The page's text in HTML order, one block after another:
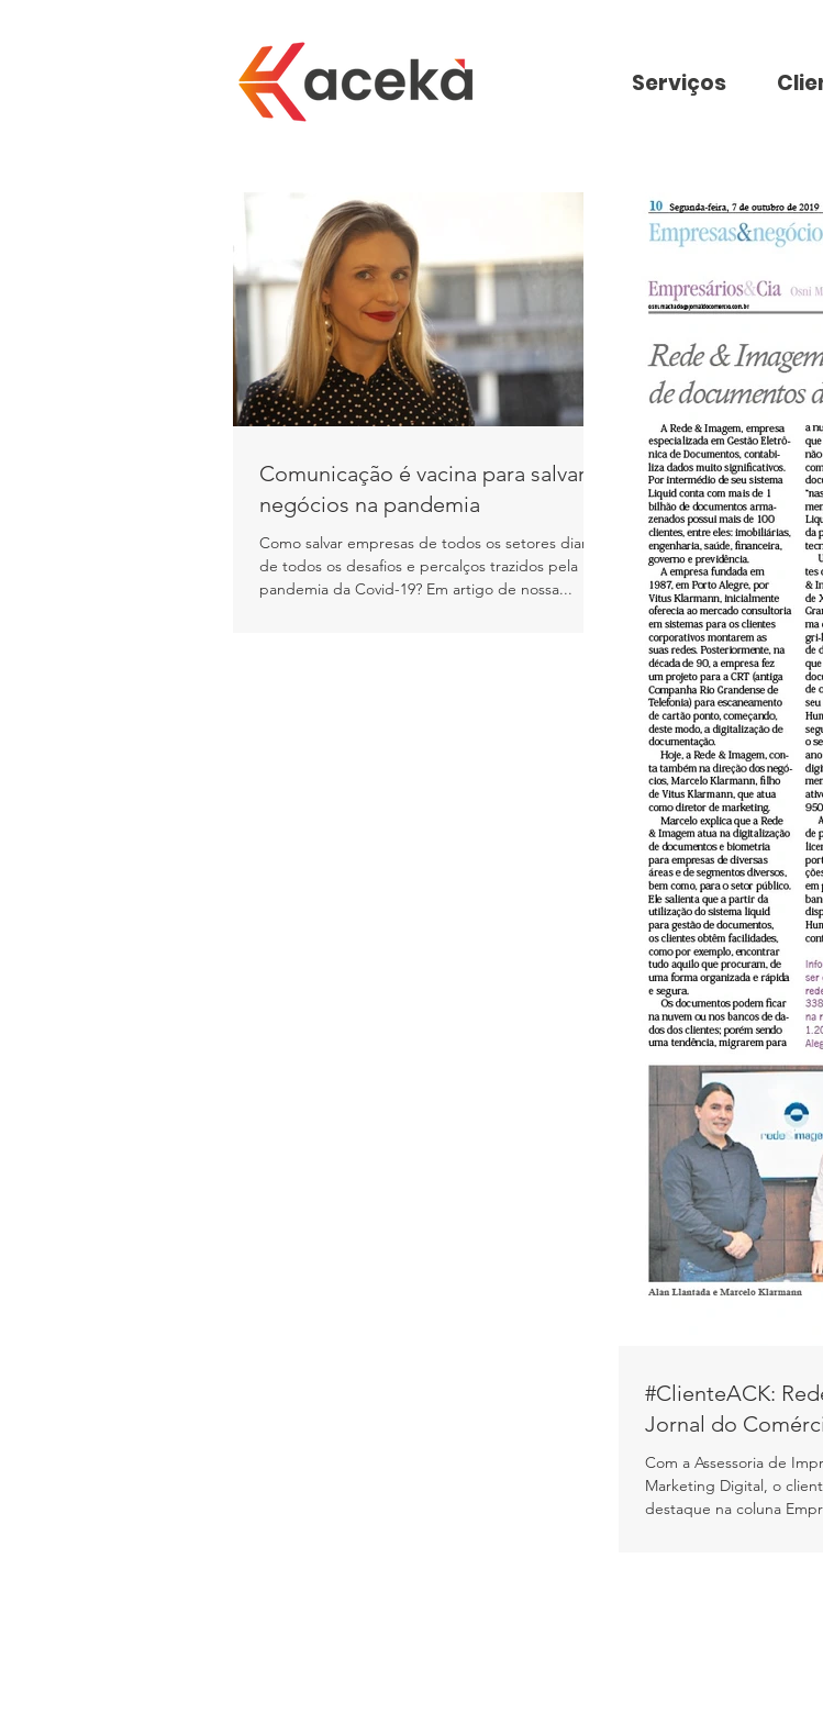
Serviços
Comunicação é vacina para salvar
negócios na pandemia
Como salvar empresas de todos os setores diante
de todos os desafios e percalços trazidos pela
pandemia da Covid-19? Em artigo de nossa...
#ClienteACK:
Jornal do
Com a Assessoria de
Marketing Digital, o
destaque na coluna